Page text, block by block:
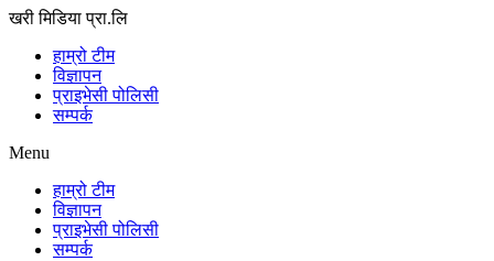
खरी मिडिया प्रा.लि
हाम्रो टीम
विज्ञापन
प्राइभेसी पोलिसी
सम्पर्क
Menu
हाम्रो टीम
विज्ञापन
प्राइभेसी पोलिसी
सम्पर्क